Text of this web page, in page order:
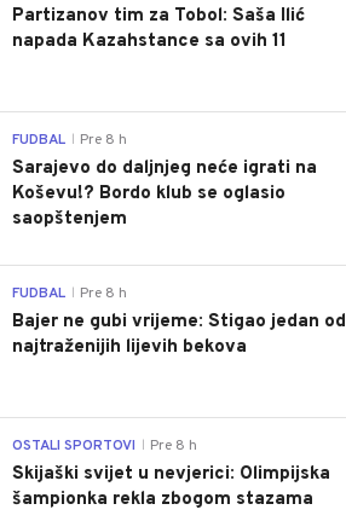
Partizanov tim za Tobol: Saša Ilić
napada Kazahstance sa ovih 11
FUDBAL Pre 8 h
Sarajevo do daljnjeg neće igrati na
Koševu!? Bordo klub se oglasio
saopštenjem
FUDBAL Pre 8 h
Bajer ne gubi vrijeme: Stigao jedan od
najtraženijih lijevih bekova
OSTALI SPORTOVI Pre 8 h
Skijaški svijet u nevjerici: Olimpijska
šampionka rekla zbogom stazama